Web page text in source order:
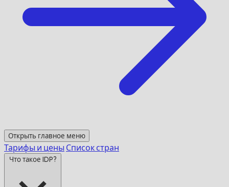
Открыть главное меню
Тарифы и цены Список стран
Что такое IDP?